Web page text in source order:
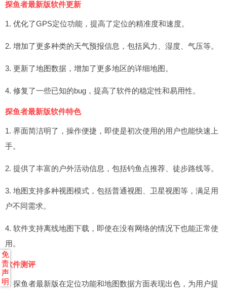
探鱼者最新版软件更新
1. 优化了GPS定位功能，提高了定位的精准度和速度。
2. 增加了更多种类的天气预报信息，包括风力、湿度、气压等。
3. 更新了地图数据，增加了更多地区的详细地图。
4. 修复了一些已知的bug，提高了软件的稳定性和易用性。
探鱼者最新版软件特色
1. 界面简洁明了，操作便捷，即使是初次使用的用户也能快速上
手。
2. 提供了丰富的户外活动信息，包括钓鱼点推荐、徒步路线等。
3. 地图支持多种视图模式，包括普通视图、卫星视图等，满足用
户不同需求。
4. 软件支持离线地图下载，即使在没有网络的情况下也能正常使
用。
软件测评
1. 探鱼者最新版在定位功能和地图数据方面表现出色，为用户提
免
责
声
明